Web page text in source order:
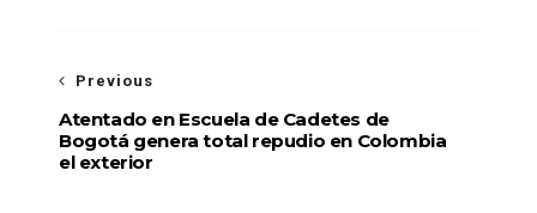
Previous
Atentado en Escuela de Cadetes de
Bogotá genera total repudio en Colombia
el exterior